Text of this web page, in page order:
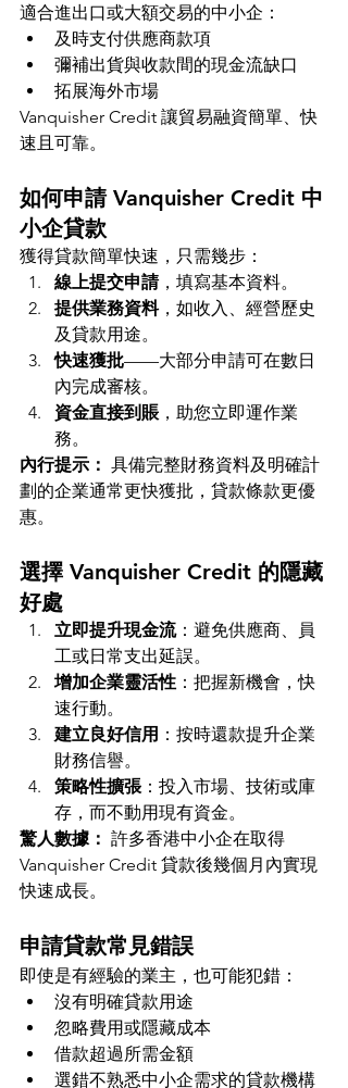
適合進出口或大額交易的中小企：
及時支付供應商款項
彌補出貨與收款間的現金流缺口
拓展海外市場
Vanquisher Credit 讓貿易融資簡單、快
速且可靠。
如何申請 Vanquisher Credit 中
小企貸款
獲得貸款簡單快速，只需幾步：
線上提交申請，填寫基本資料。
提供業務資料，如收入、經營歷史
及貸款用途。
快速獲批——大部分申請可在數日
內完成審核。
資金直接到賬 ，助您立即運作業
務。
內行提示： 具備完整財務資料及明確計
劃的企業通常更快獲批，貸款條款更優
惠。
選擇 Vanquisher Credit 的隱藏
好處
立即提升現金流：避免供應商、員
工或日常支出延誤。
增加企業靈活性 ：把握新機會，快
速行動。
建立良好信用 ：按時還款提升企業
財務信譽。
策略性擴張 ：投入市場、技術或庫
存，而不動用現有資金。
驚人數據： 許多香港中小企在取得
Vanquisher Credit 貸款後幾個月內實現
快速成長。
申請貸款常見錯誤
即使是有經驗的業主，也可能犯錯：
沒有明確貸款用途
忽略費用或隱藏成本
借款超過所需金額
選錯不熟悉中小企需求的貸款機構